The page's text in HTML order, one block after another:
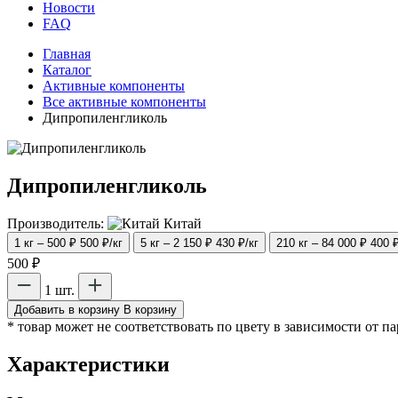
Новости
FAQ
Главная
Каталог
Активные компоненты
Все активные компоненты
Дипропиленгликоль
Дипропиленгликоль
Производитель: Китай
1 кг – 500 ₽ 500 ₽/кг 5 кг – 2 150 ₽ 430 ₽/кг 210 кг – 84 000 ₽ 400
500 ₽
1 шт.
Добавить в корзину В корзину
* товар может не соответствовать по цвету в зависимости от
Характеристики